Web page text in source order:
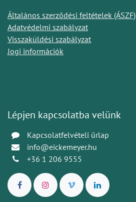
Általános szerződési feltételek (ÁSZF)
Adatvédelmi szabályzat
Visszaküldési szabályzat
Jogi információk
Lépjen kapcsolatba velünk
Kapcsolatfelvételi űrlap
info@eickemeyer.hu
+36 1 206 9555